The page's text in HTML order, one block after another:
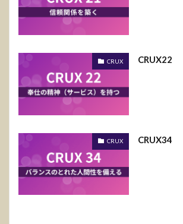
CRUX CRUX22
CRUX CRUX34